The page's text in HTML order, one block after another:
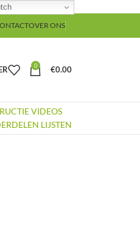
OVER ONS
0 €0.00
VIDEOS
LIJSTEN